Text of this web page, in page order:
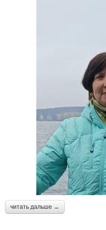
читать дальше →